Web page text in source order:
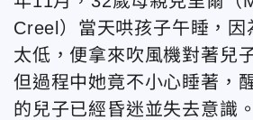
Creel）當天哄孩子午睡，因
太低，便拿來吹風機對著兒
但過程中她竟不小心睡著，
的兒子已經昏迷並失去意識。